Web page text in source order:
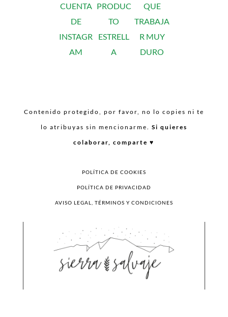
CUENTA
DE
INSTAGR
AM
PRODUC
TO
ESTRELL
A
QUE
TRABAJA
R MUY
DURO
Contenido protegido, por favor, no lo copies ni te
lo atribuyas sin mencionarme. Si quieres
colaborar, comparte ♥︎
POLÍTICA DE COOKIES
POLÍTICA DE PRIVACIDAD
AVISO LEGAL, TÉRMINOS Y CONDICIONES